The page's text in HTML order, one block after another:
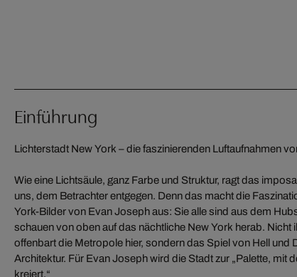
Einführung
Lichterstadt New York – die faszinierenden Luftaufnahmen
Wie eine Lichtsäule, ganz Farbe und Struktur, ragt das
uns, dem Betrachter entgegen. Denn das macht die
York-Bilder von Evan Joseph aus: Sie alle sind aus dem
schauen von oben auf das nächtliche New York herab. Nicht
offenbart die Metropole hier, sondern das Spiel von Hell und
Architektur. Für Evan Joseph wird die Stadt zur „Palette, mit
kreiert.“